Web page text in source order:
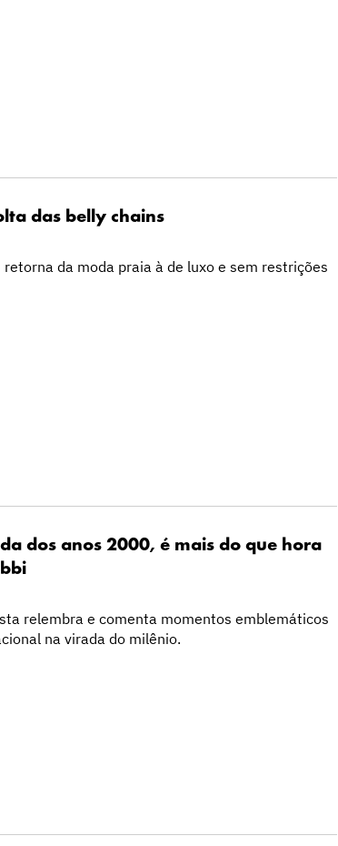
das belly chains
da moda praia à de luxo e sem restrições
dos anos 2000, é mais do que hora
relembra e comenta momentos emblemáticos
na virada do milênio.